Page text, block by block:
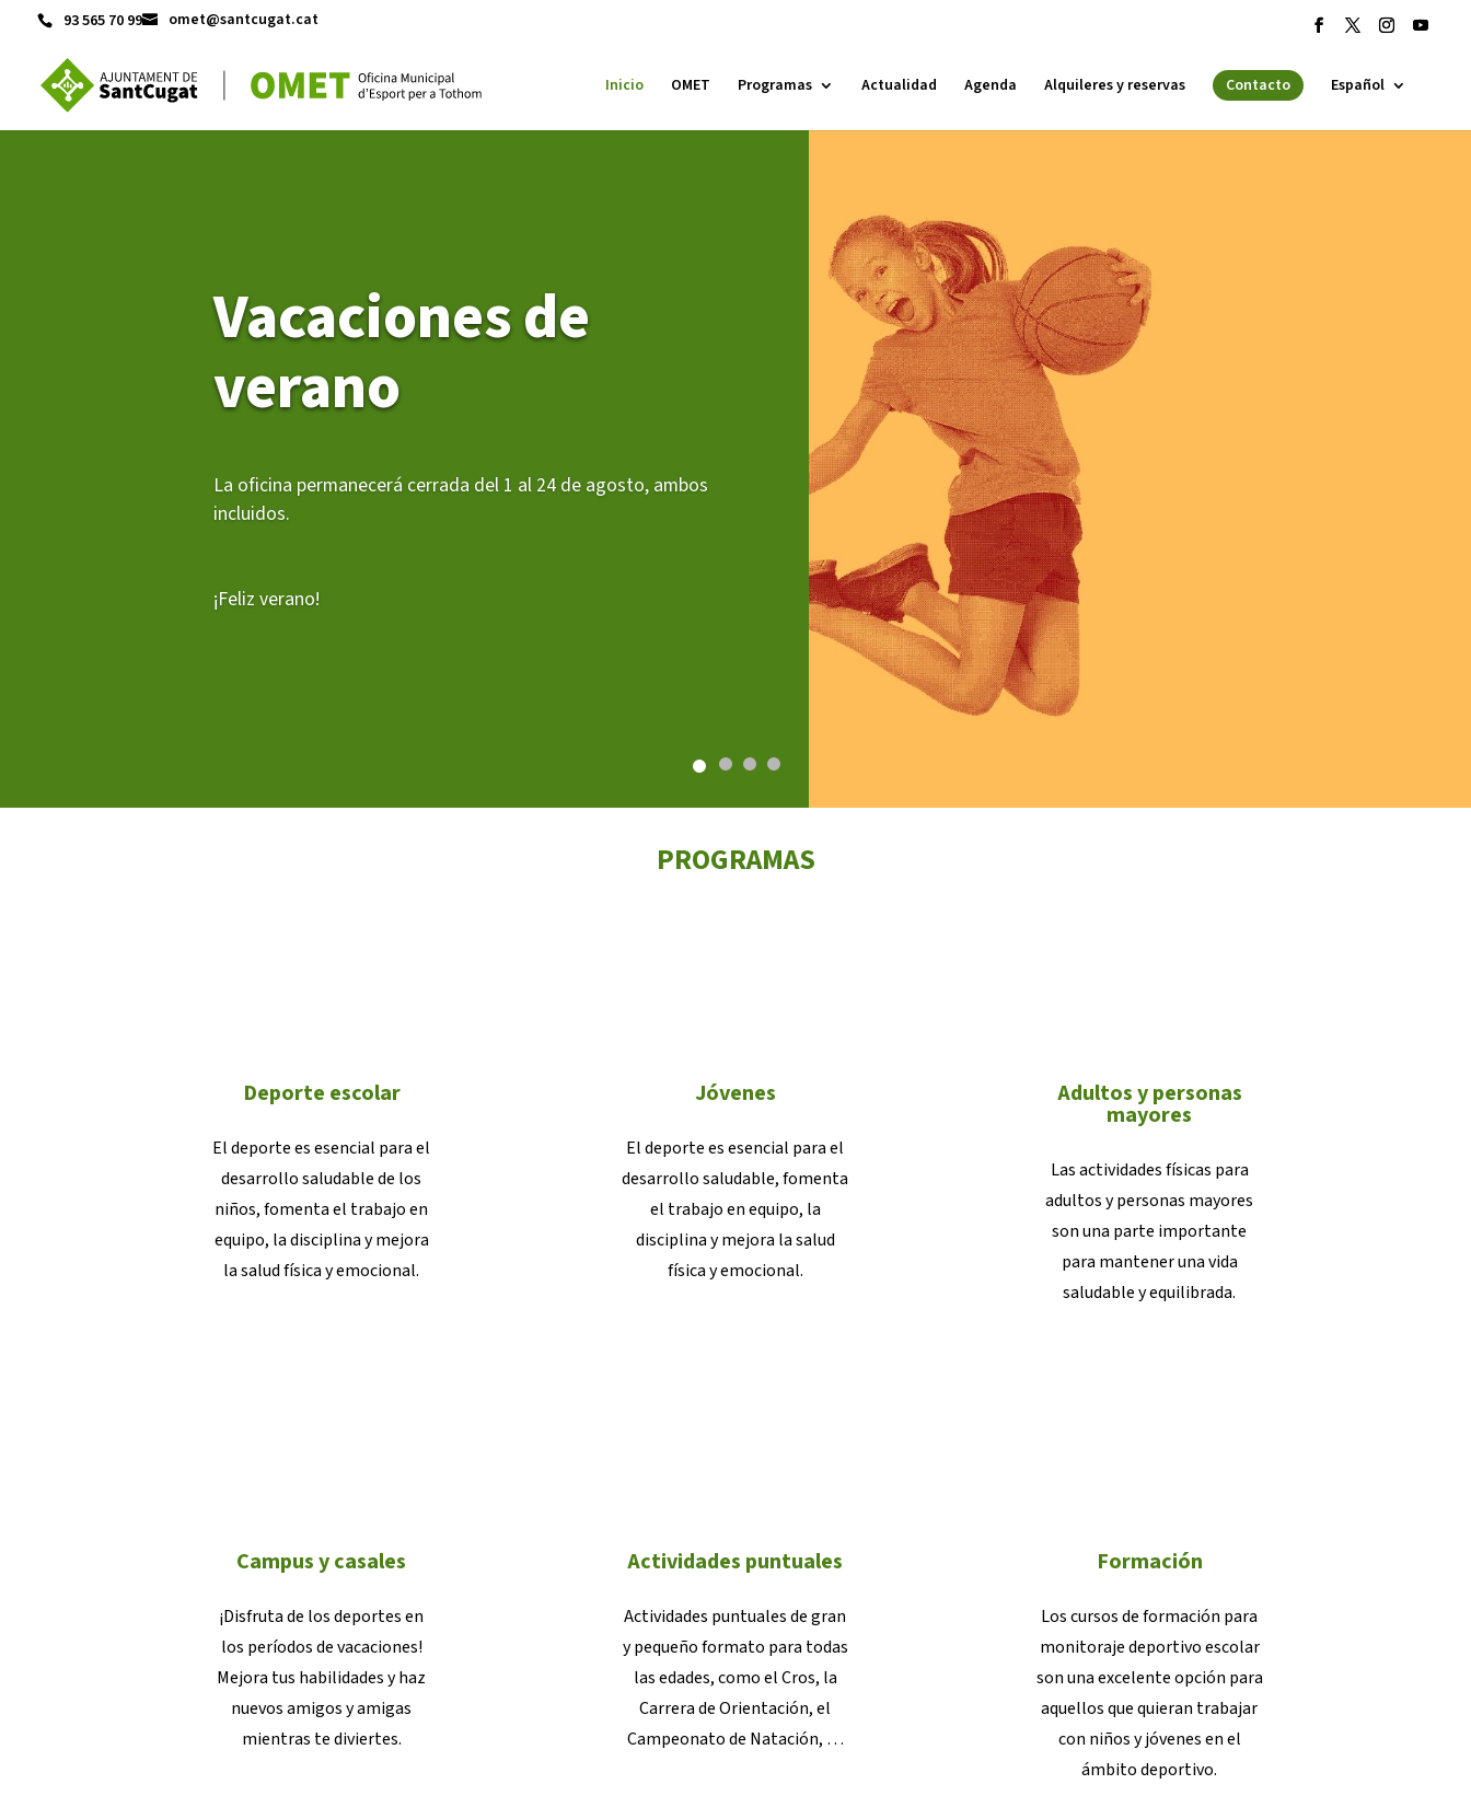
93 565 70 99 omet@santcugat.cat
Inicio OMET Programas Actualidad Agenda Alquileres y reservas Contacto Español
Vacaciones de
verano
La oficina permanecerá cerrada del 1 al 24 de agosto, ambos
incluidos.
¡Feliz verano!
PROGRAMAS
Deporte escolar
El deporte es esencial para el
desarrollo saludable de los
niños, fomenta el trabajo en
equipo, la disciplina y mejora
la salud física y emocional.
Jóvenes
El deporte es esencial para el
desarrollo saludable, fomenta
el trabajo en equipo, la
disciplina y mejora la salud
física y emocional.
Adultos y personas
mayores
Las actividades físicas para
adultos y personas mayores
son una parte importante
para mantener una vida
saludable y equilibrada.
Campus y casales
¡Disfruta de los deportes en
los períodos de vacaciones!
Mejora tus habilidades y haz
nuevos amigos y amigas
mientras te diviertes.
Actividades puntuales
Actividades puntuales de gran
y pequeño formato para todas
las edades, como el Cros, la
Carrera de Orientación, el
Campeonato de Natación, …
Formación
Los cursos de formación para
monitoraje deportivo escolar
son una excelente opción para
aquellos que quieran trabajar
con niños y jóvenes en el
ámbito deportivo.
ACTIVITATS D'ESTIU MÓN ESCOLAR ALBERG CENTRE ESPLAI FORMACIÓ
ESPLAIS SUPORT TERCER SECTOR
CONEIX FUNDESPLAI
La Fundació
ACTUALITAT
Fundesplai als mitjans
Xarxes socials
COL·LABORA
Fes voluntariat
Fes un donatiu
Treballa amb nosaltres